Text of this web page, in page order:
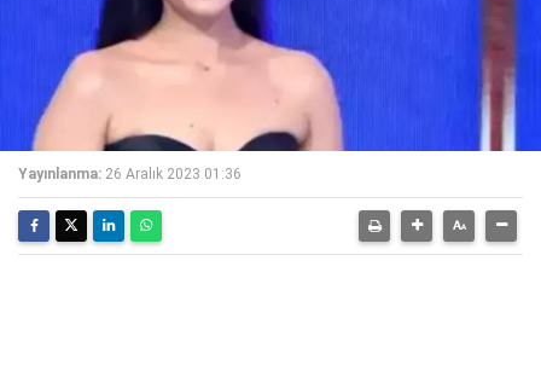
Yayınlanma: 26 Aralık 2023 01:36